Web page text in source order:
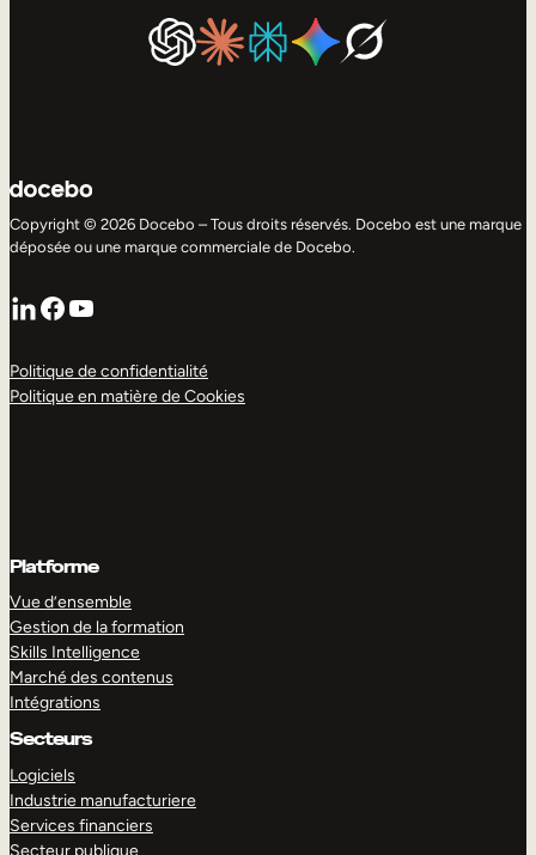
Copyright © 2026 Docebo – Tous droits réservés. Docebo est une marque
déposée ou une marque commerciale de Docebo.
LinkedIn
Facebook
YouTube
Politique de confidentialité
Politique en matière de Cookies
Platforme
Vue d’ensemble
Gestion de la formation
Skills Intelligence
Marché des contenus
Intégrations
Secteurs
Logiciels
Industrie manufacturiere
Services financiers
Secteur publique